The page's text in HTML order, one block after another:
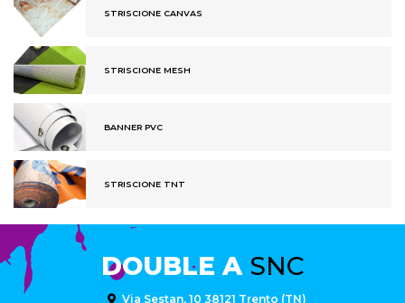
STRISCIONE CANVAS
STRISCIONE MESH
BANNER PVC
STRISCIONE TNT
DOUBLE A SNC
Via Sestan, 10 38121 Trento (TN)